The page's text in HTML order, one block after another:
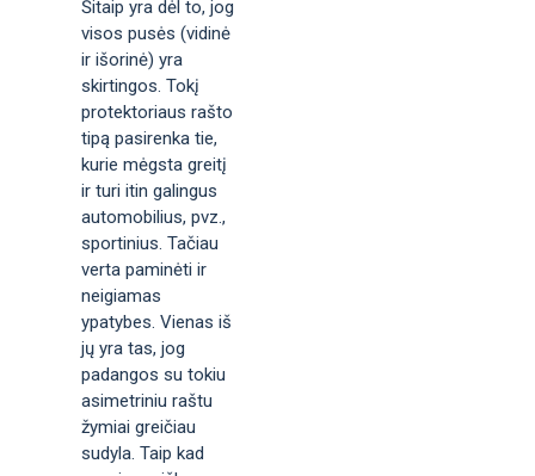
Šitaip yra dėl to, jog
visos pusės (vidinė
ir išorinė) yra
skirtingos. Tokį
protektoriaus rašto
tipą pasirenka tie,
kurie mėgsta greitį
ir turi itin galingus
automobilius, pvz.,
sportinius. Tačiau
verta paminėti ir
neigiamas
ypatybes. Vienas iš
jų yra tas, jog
padangos su tokiu
asimetriniu raštu
žymiai greičiau
sudyla. Taip kad